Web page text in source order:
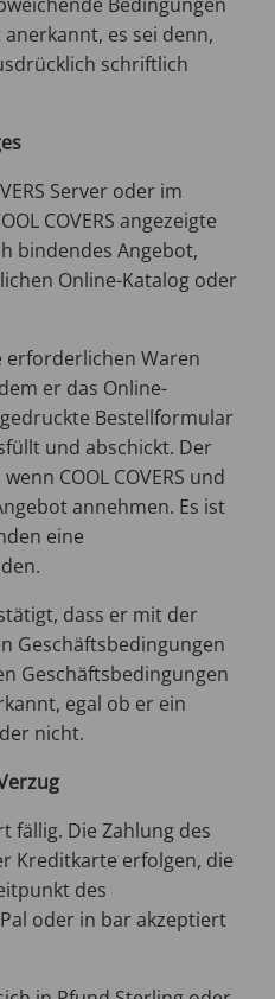
es sei denn,
schriftlich
Server oder im
COVERS angezeigte
bindendes Angebot,
Online-Katalog oder
erforderlichen Waren
er das Online-
Bestellformular
und abschickt. Der
COOL COVERS und
annehmen. Es ist
eine
dass er mit der
Geschäftsbedingungen
Geschäftsbedingungen
egal ob er ein
nicht.
fällig. Die Zahlung des
Kreditkarte erfolgen, die
des
oder in bar akzeptiert